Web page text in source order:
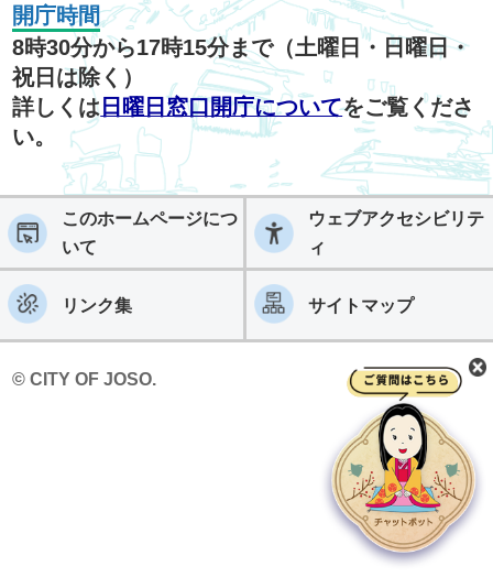
開庁時間
8時30分から17時15分まで（土曜日・日曜日・
祝日は除く）
詳しくは 日曜日窓口開庁についてをご覧くださ
い。
このホームページにつ
いて
ウェブアクセシビリテ
ィ
リンク集 サイトマップ
© CITY OF JOSO.